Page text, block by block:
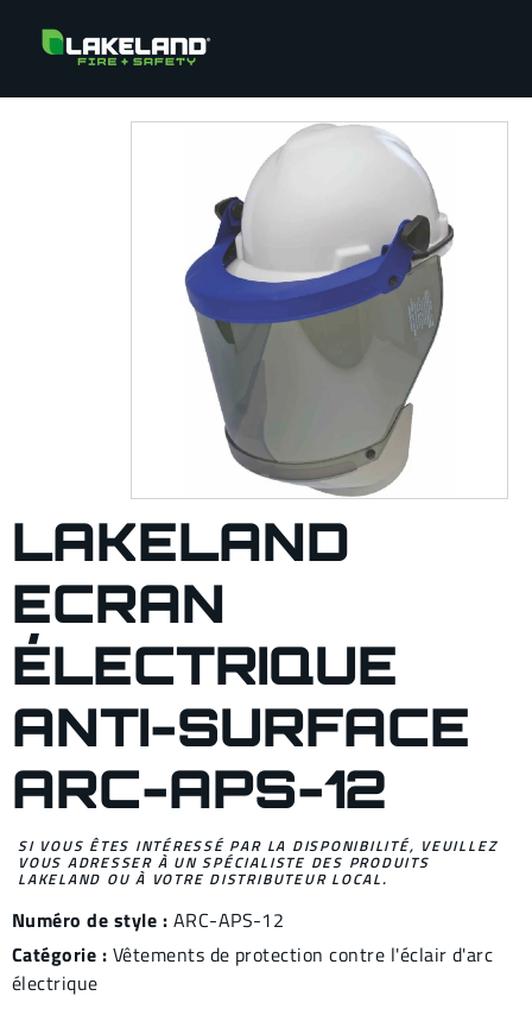
LAKELAND
ECRAN
ÉLECTRIQUE
ANTI-SURFACE
ARC-APS-12
SI VOUS ÊTES INTÉRESSÉ PAR LA DISPONIBILITÉ, VEUILLEZ
VOUS ADRESSER À UN SPÉCIALISTE DES PRODUITS
LAKELAND OU À VOTRE DISTRIBUTEUR LOCAL.
Numéro de style : ARC-APS-12
Catégorie : Vêtements de protection contre l'éclair d'arc
électrique